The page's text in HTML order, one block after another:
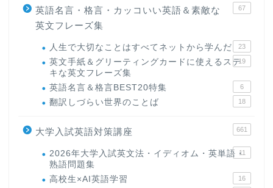
英語名言・格言・カッコいい英語＆素敵な
英文フレーズ集
67
人生で大切なことはすべてネットから学んだ 23
英文手紙＆グリーティングカードに使えるステ
キな英文フレーズ集
19
英語名言＆格言BEST20特集 6
翻訳しづらい世界のことば 18
大学入試英語対策講座 661
2026年大学入試英文法・イディオム・英単語・
熟語問題集
11
高校生×AI英語学習 16